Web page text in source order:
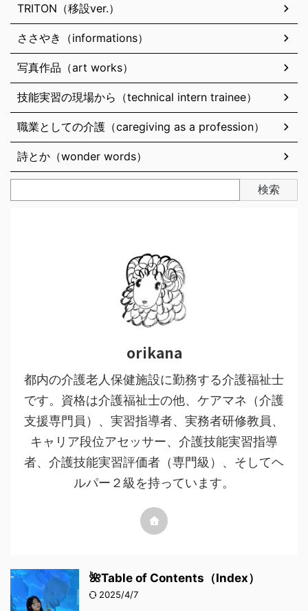
TRITON（移設ver.）
ささやき（informations）
写真作品（art works）
技能実習の現場から（technical intern trainee）
職業としての介護（caregiving as a profession）
詩とか（wonder words）
検索
orikana
都内の介護老人保健施設に勤務する介護福祉士
です。資格は介護福祉士の他、ケアマネ（介護
支援専門員）、実習指導者、実務者研修教員、
キャリア段位アセッサー、介護技能実習指導
者、介護技能実習評価者（専門級）、そしてヘ
ルパー２級を持っています。
🌺Table of Contents（Index）
2025/4/7